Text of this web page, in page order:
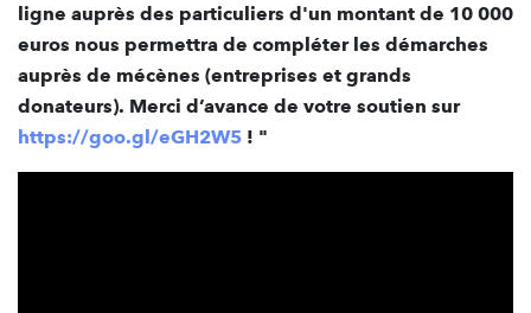
ligne auprès des particuliers d'un montant de 10 000
euros nous permettra de compléter les démarches
auprès de mécènes (entreprises et grands
donateurs). Merci d’avance de votre soutien sur
https://goo.gl/eGH2W5 ! "